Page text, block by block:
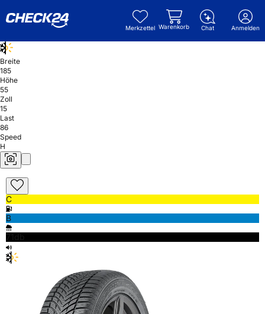
Merkzettel Warenkorb Chat Anmelden
Breite
185
Höhe
55
Zoll
15
Last
86
Speed
H
C
B
71db